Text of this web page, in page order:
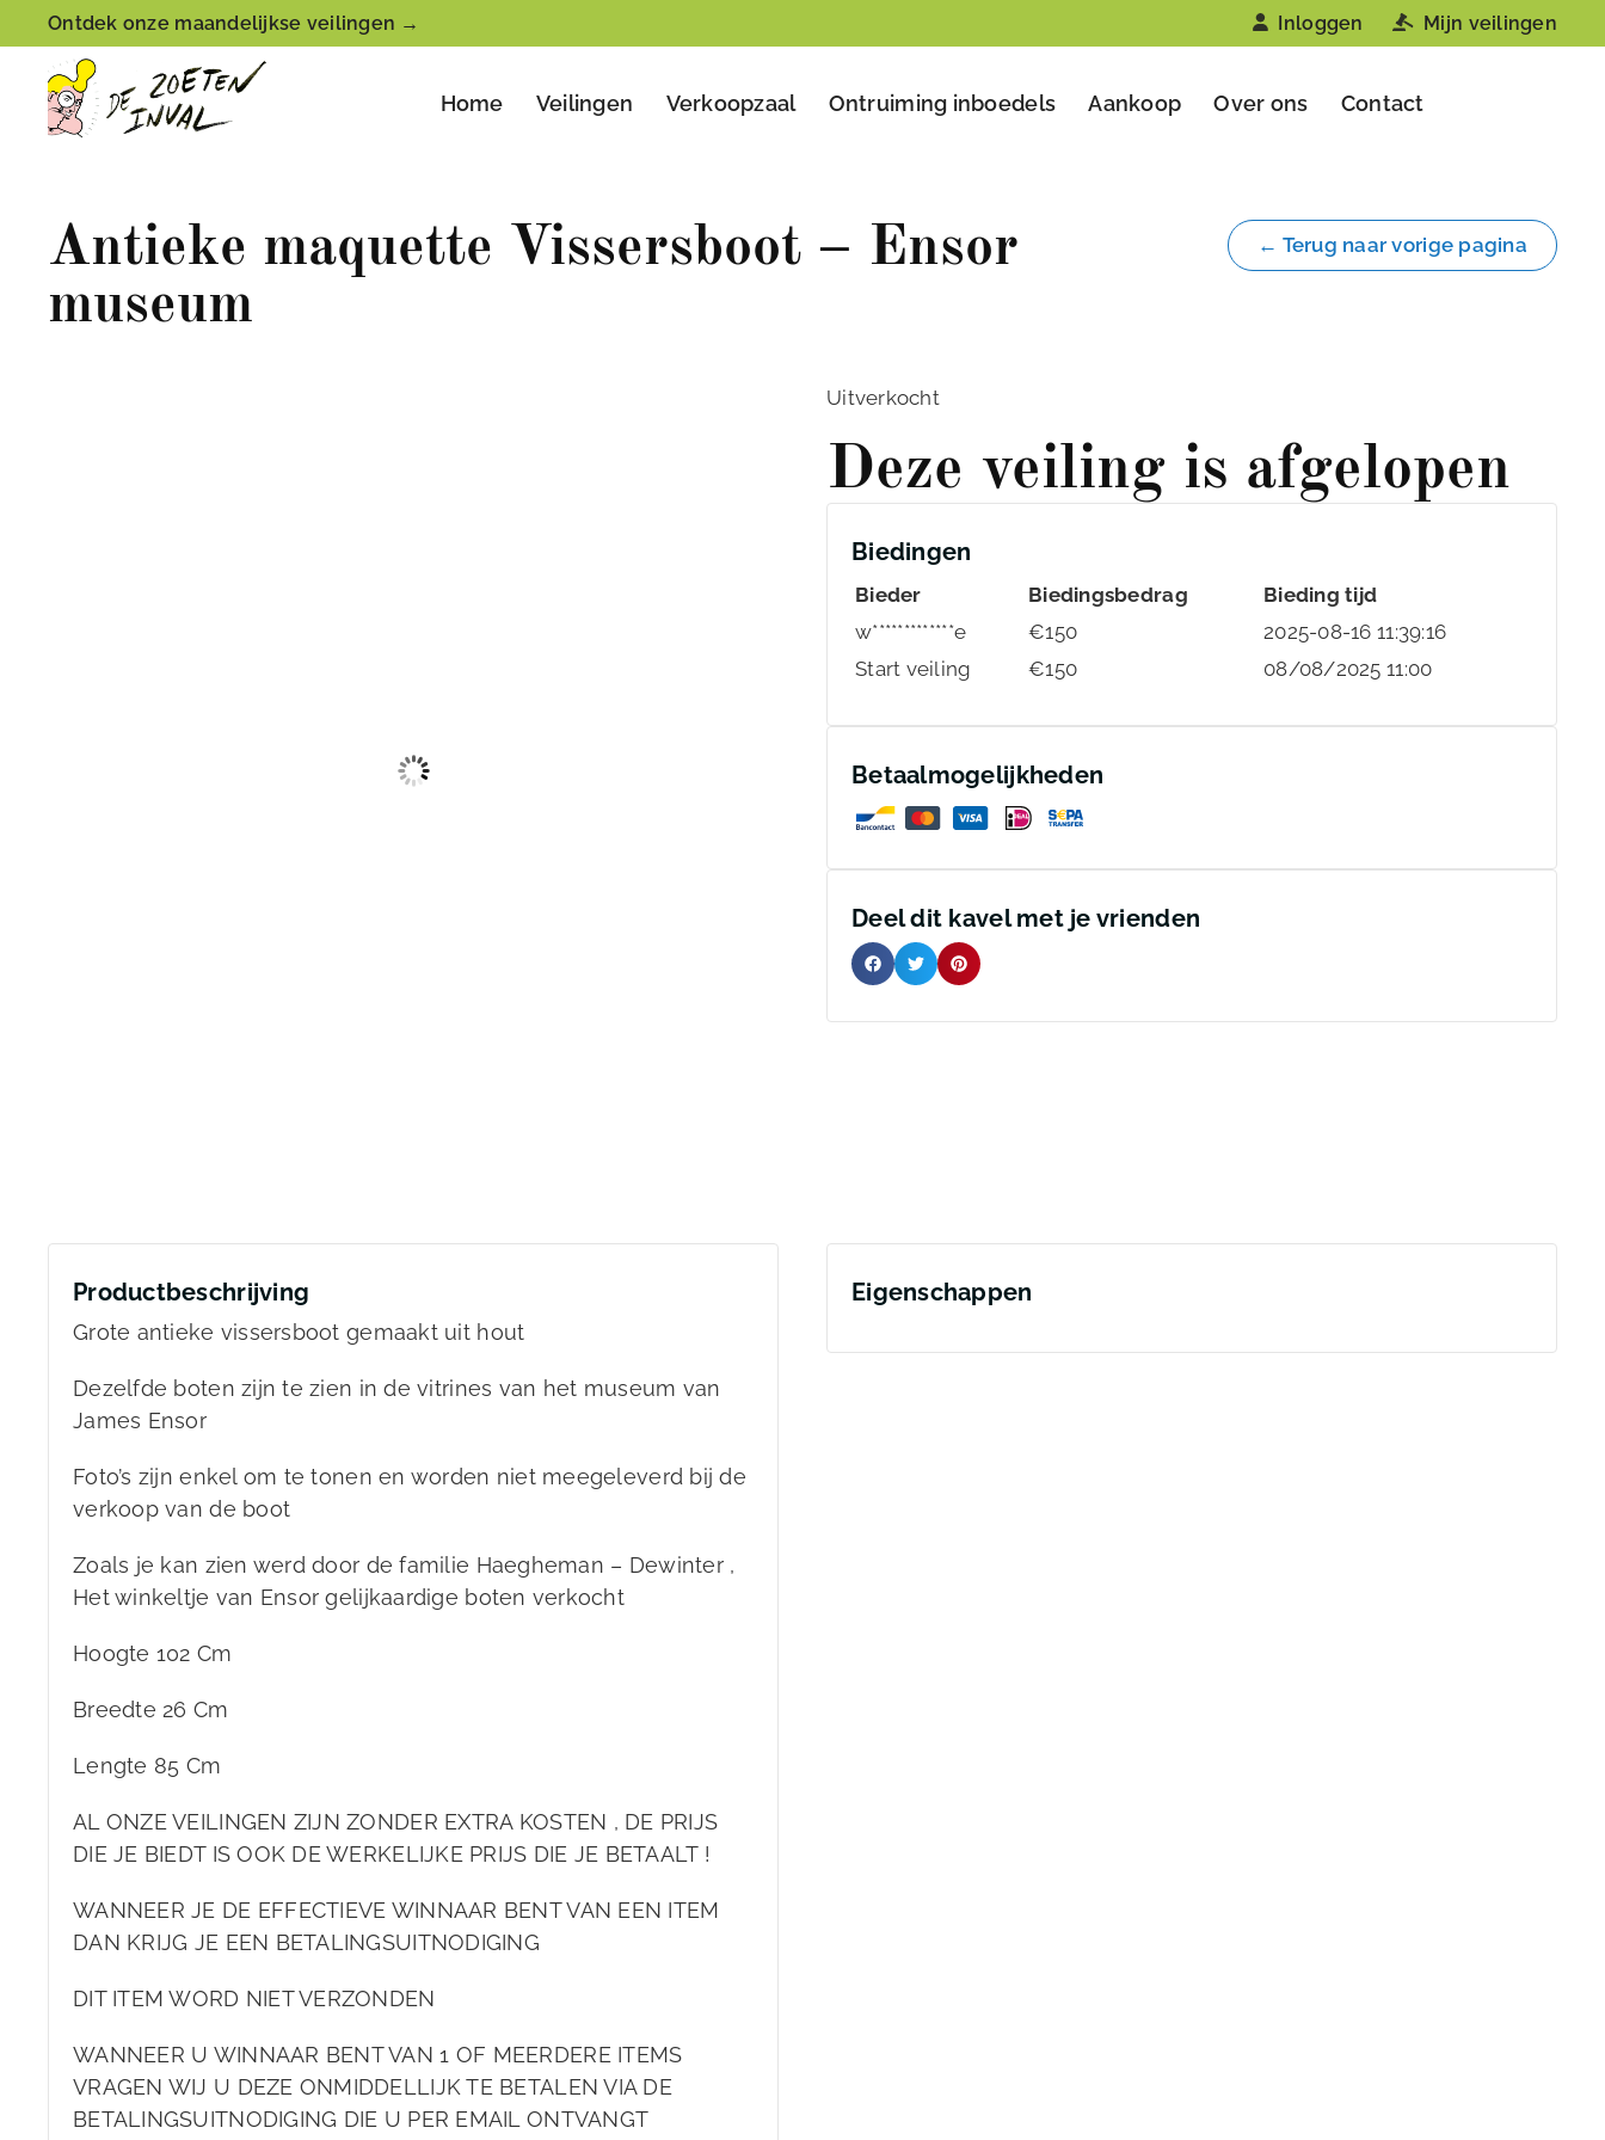
Ontdek onze maandelijkse veilingen → Inloggen Mijn veilingen
Home Veilingen Verkoopzaal Ontruiming inboedels Aankoop Over ons Contact
Antieke maquette Vissersboot – Ensor
museum
← Terug naar vorige pagina
Uitverkocht
Deze veiling is afgelopen
Biedingen
Bieder Biedingsbedrag
Bieding tijd
w*************e
€150
2025-08-16 11:39:16
Start veiling
€150 08/08/2025 11:00
Betaalmogelijkheden
Deel dit kavel met je vrienden
Productbeschrijving
Grote antieke vissersboot gemaakt uit hout
Dezelfde boten zijn te zien in de vitrines van het museum van
James Ensor
Foto’s zijn enkel om te tonen en worden niet meegeleverd bij de
verkoop van de boot
Zoals je kan zien werd door de familie Haegheman – Dewinter ,
Het winkeltje van Ensor gelijkaardige boten verkocht
Hoogte 102 Cm
Breedte 26 Cm
Lengte 85 Cm
AL ONZE VEILINGEN ZIJN ZONDER EXTRA KOSTEN , DE PRIJS
DIE JE BIEDT IS OOK DE WERKELIJKE PRIJS DIE JE BETAALT !
WANNEER JE DE EFFECTIEVE WINNAAR BENT VAN EEN ITEM
DAN KRIJG JE EEN BETALINGSUITNODIGING
DIT ITEM WORD NIET VERZONDEN
WANNEER U WINNAAR BENT VAN 1 OF MEERDERE ITEMS
VRAGEN WIJ U DEZE ONMIDDELLIJK TE BETALEN VIA DE
BETALINGSUITNODIGING DIE U PER EMAIL ONTVANGT
Eigenschappen